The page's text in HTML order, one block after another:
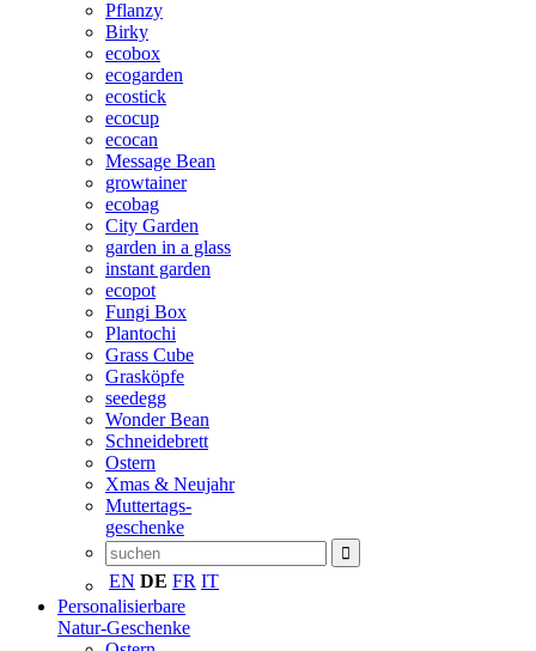
Pflanzy
Birky
ecobox
ecogarden
ecostick
ecocup
ecocan
Message Bean
growtainer
ecobag
City Garden
garden in a glass
instant garden
ecopot
Fungi Box
Plantochi
Grass Cube
Grasköpfe
seedegg
Wonder Bean
Schneidebrett
Ostern
Xmas & Neujahr
Muttertags-
geschenke
EN DE FR IT
Personalisierbare
Natur-Geschenke